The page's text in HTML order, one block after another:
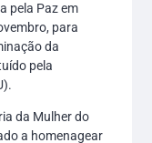
pela Paz em
para
da
pela
da Mulher do
a homenagear